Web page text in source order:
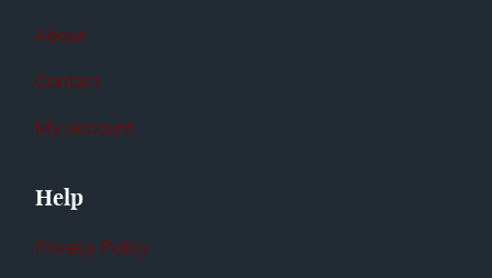
About
Contact
My account
Help
Privacy Policy